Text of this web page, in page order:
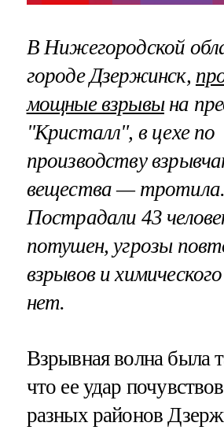
В Нижегородской
городе Дзержинск,
мощные взрывына
"Кристалл", в цехе по
производству
вещества — тротила.
Пострадали 43
потушен, угрозы
взрывов и
нет.
Взрывная волна была
что ее удар
разных районов